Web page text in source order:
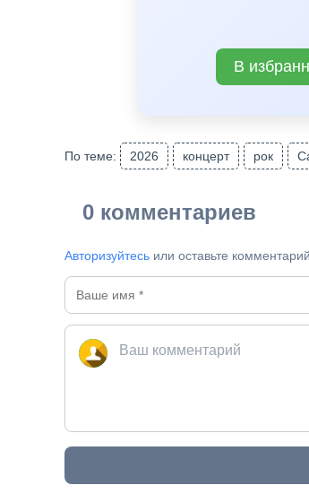
В
По теме: 2026 концерт рок
0 комментариев
Авторизуйтесь или оставьте